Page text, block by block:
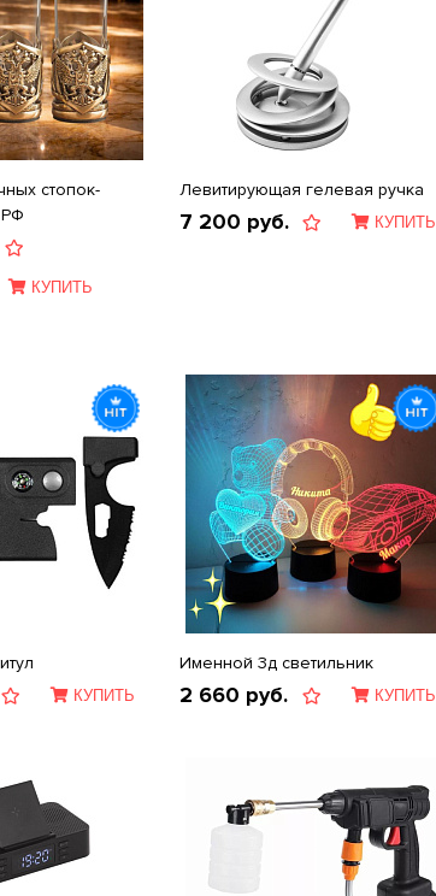
стопок-
РФ
КУПИТЬ
Левитирующая гелевая ручка
7 200 руб. КУПИТЬ
КУПИТЬ
Именной 3д светильник
2 660 руб. КУПИТЬ